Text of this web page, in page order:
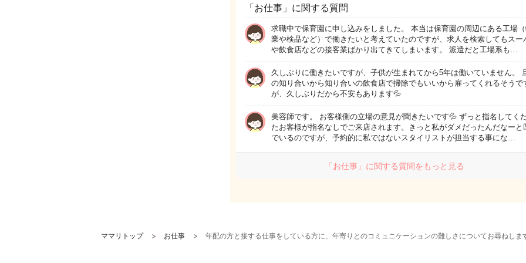
「お仕事」に関する質問
求職中で保育園に申し込みをしました。 本当は保育園の周辺にある工場
業や検品など）で働きたいと考えていたのですが、求人を検索してもスー
や飲食店などの接客業ばかり出てきてしまいます。 派遣だと工場系も…
久しぶりに働きたいですが、子供が生まれてから5年は働いていません。
の知り合いから知り合いの飲食店で掃除でもいいから雇ってくれるそうで
が、久しぶりだから不安もあります💦
美容師です。 お客様側の立場の意見が聞きたいです💦 ずっと指名してく
たお客様が指名なしでご来店されます。きっと私がダメだったんだなーと
でいるのですが、予約的に私ではないスタイリストが担当する事にな…
「お仕事」に関する質問をもっと見る
ママリトップ お仕事 年配の方と接する仕事をしている方に、年寄りとのコミュニケーションの難しさについてお尋ねしま